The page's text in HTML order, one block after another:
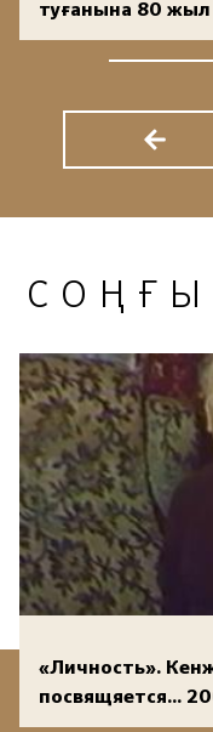
туғанына 80 жыл
«Личность».
посвящяется...